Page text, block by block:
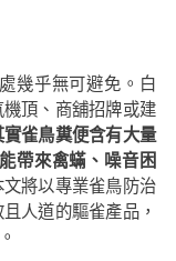
幾乎無可避免。白
頂、商舖招牌或建
雀鳥糞便含有大量
帶來禽蟎、噪音困
將以專業雀鳥防治
人道的驅雀產品，